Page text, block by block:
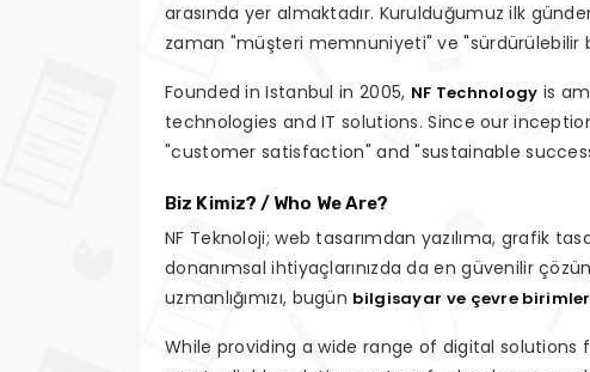
arasında yer almaktadır. Kurulduğumuz ilk
zaman "müşteri memnuniyeti" ve "sürdürülebilir
Founded in Istanbul in 2005, NF Technology is
technologies and IT solutions. Since our
"customer satisfaction" and "sustainable
Biz Kimiz? / Who We Are?
NF Teknoloji; web tasarımdan yazılıma, grafik
donanımsal ihtiyaçlarınızda da en güvenilir
uzmanlığımızı, bugün bilgisayar ve çevre birimleri
While providing a wide range of digital